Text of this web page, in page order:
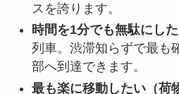
スを誇ります。
時間を1分でも無駄にし
列車。渋滞知らずで最も
部へ到達できます。
最も楽に移動したい（荷